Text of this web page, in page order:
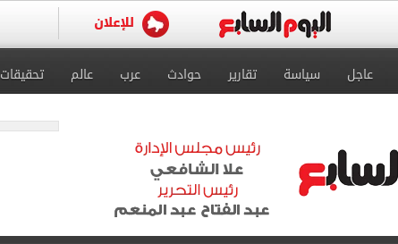
عاجل سياسة تقارير حوادث عرب عالم تحقيقات
تعرف على آخر موعد لتسجيل رغبات المرحلة الأولى بتنسيق الجامعات 2026